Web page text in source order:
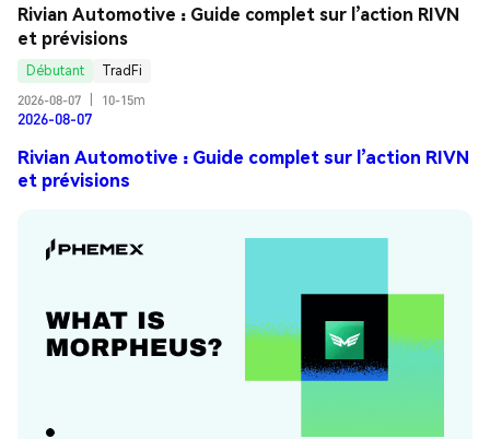
Rivian Automotive : Guide complet sur l’action RIVN
et prévisions
Débutant
TradFi
2026-08-07
10-15m
2026-08-07
Rivian Automotive : Guide complet sur l’action RIVN
et prévisions